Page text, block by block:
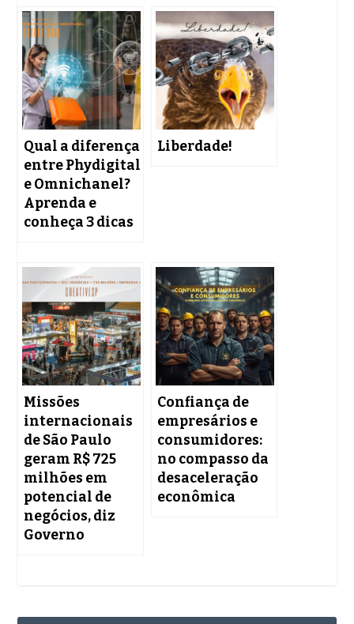
Qual a diferença
entre Phydigital
e Omnichanel?
Aprenda e
conheça 3 dicas
Liberdade!
Missões
internacionais
de São Paulo
geram R$ 725
milhões em
potencial de
negócios, diz
Governo
Confiança de
empresários e
consumidores:
no compasso da
desaceleração
econômica